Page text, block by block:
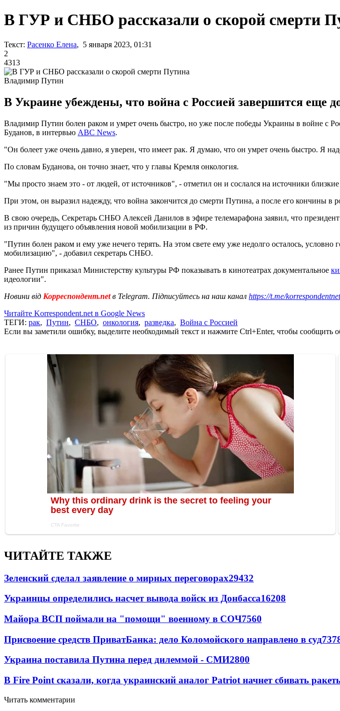
В ГУР и СНБО рассказали о скорой смерти
Текст: Расенко Елена, 5 января 2023, 01:31
2
4313
Владимир Путин
В Украине убеждены, что война с Россией завершится еще
Владимир Путин болен раком и умрет очень быстро, но уже после победы Украины в войне с
Буданов, в интервью ABC News.
"Он болеет уже очень давно, я уверен, что имеет рак. Я думаю, что он умрет очень быстро. Я
По словам Буданова, он точно знает, что у главы Кремля онкология.
"Мы просто знаем это - от людей, от источников", - отметил он и сослался на источники
При этом, он выразил надежду, что война закончится до смерти Путина, а после его кончины в
В свою очередь, Секретарь СНБО Алексей Данилов в эфире телемарафона заявил, что
из причин будущего объявления новой мобилизации в РФ.
"Путин болен раком и ему уже нечего терять. На этом свете ему уже недолго осталось,
мобилизацию", - добавил секретарь СНБО.
Ранее Путин приказал Министерству культуры РФ показывать в кинотеатрах документальное
идеологии".
Новини від Корреспондент.netв Telegram. Підписуйтесь на наш канал https://t.me/korrespondentnet
Читайте Korrespondent.net в Google News
ТЕГИ: рак, Путин, СНБО, онкология, разведка, Война с Россией
Если вы заметили ошибку, выделите необходимый текст и нажмите Ctrl+Enter, чтобы сообщить
ЧИТАЙТЕ ТАКЖЕ
Зеленский сделал заявление о мирных переговорах29432
Украинцы определились насчет вывода войск из Донбасса16208
Майора ВСП поймали на "помощи" военному в СОЧ7560
Присвоение средств ПриватБанка: дело Коломойского направлено в суд
Украина поставила Путина перед дилеммой - СМИ2800
В Fire Point сказали, когда украинский аналог Patriot начнет сбивать
Читать комментарии